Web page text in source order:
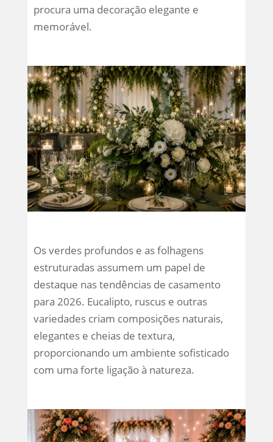
procura uma decoração elegante e
memorável.
Os verdes profundos e as folhagens
estruturadas assumem um papel de
destaque nas tendências de casamento
para 2026. Eucalipto, ruscus e outras
variedades criam composições naturais,
elegantes e cheias de textura,
proporcionando um ambiente sofisticado
com uma forte ligação à natureza.